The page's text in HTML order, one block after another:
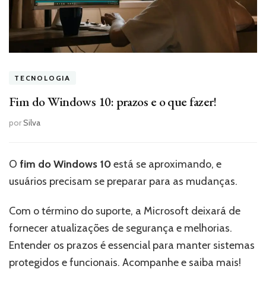
TECNOLOGIA
Fim do Windows 10: prazos e o que fazer!
porSilva
O fim do Windows 10está se aproximando, e
usuários precisam se preparar para as mudanças.
Com o término do suporte, a Microsoft deixará de
fornecer atualizações de segurança e melhorias.
Entender os prazos é essencial para manter sistemas
protegidos e funcionais. Acompanhe e saiba mais!